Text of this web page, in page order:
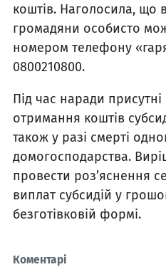
коштів. Наголосила, що
громадяни особисто
номером телефону
0800210800.
Під час наради
отримання коштів
також у разі смерті
домогосподарства.
провести роз’яснення
виплат субсидій у
безготівковій формі.
Коментарі